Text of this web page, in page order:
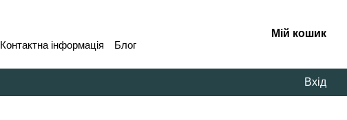
Контактна інформація Блог
Мій кошик
Вхід